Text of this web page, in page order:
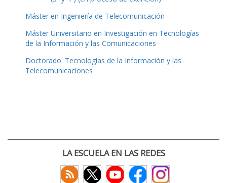
Máster en Ingeniería de Telecomunicación
Máster Universitario en Investigación en Tecnologías
de la Información y las Comunicaciones
Doctorado: Tecnologías de la Información y las
Telecomunicaciones
LA ESCUELA EN LAS REDES